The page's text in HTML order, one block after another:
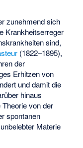
zunehmend sich
Krankheitserreger
sind,
(1822–1895),
der
Erhitzen von
und damit die
hinaus
von der
spontanen
Materie